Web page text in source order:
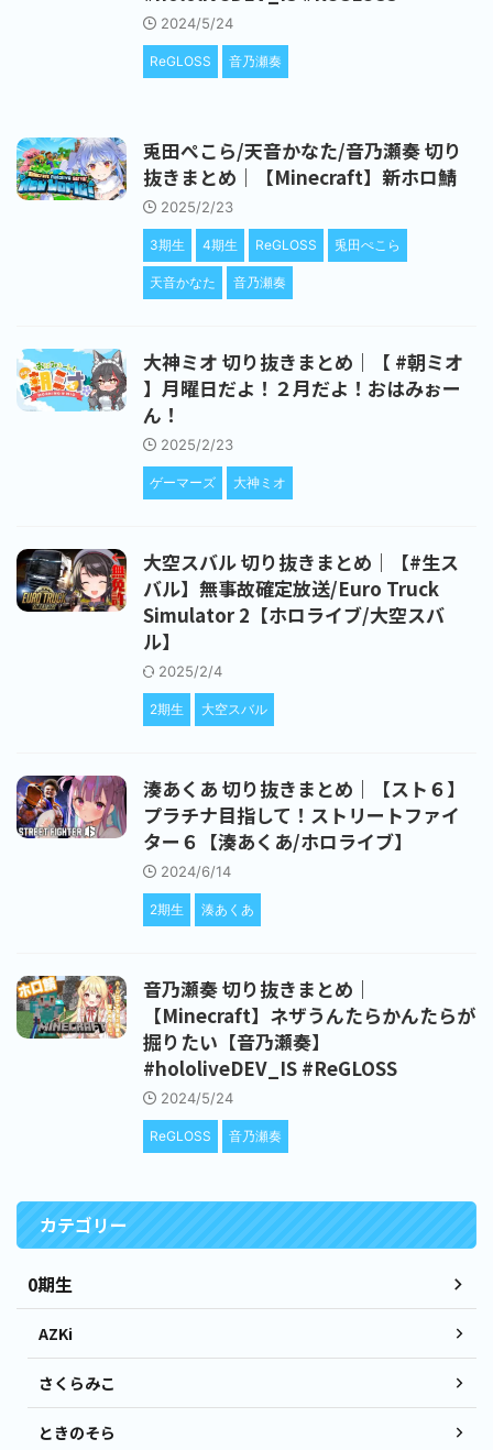
2024/5/24
ReGLOSS 音乃瀬奏
兎田ぺこら/天音かなた/音乃瀬奏 切り
抜きまとめ｜【Minecraft】新ホロ鯖
2025/2/23
3期生 4期生 ReGLOSS 兎田ぺこら
天音かなた 音乃瀬奏
大神ミオ 切り抜きまとめ｜【 #朝ミオ
】月曜日だよ！２月だよ！おはみぉー
ん！
2025/2/23
ゲーマーズ 大神ミオ
大空スバル 切り抜きまとめ｜【#生ス
バル】無事故確定放送/Euro Truck
Simulator 2【ホロライブ/大空スバ
ル】
2025/2/4
2期生 大空スバル
湊あくあ 切り抜きまとめ｜【スト６】
プラチナ目指して！ストリートファイ
ター６【湊あくあ/ホロライブ】
2024/6/14
2期生 湊あくあ
音乃瀬奏 切り抜きまとめ｜
【Minecraft】ネザうんたらかんたらが
掘りたい【音乃瀬奏】
#hololiveDEV_IS #ReGLOSS
2024/5/24
ReGLOSS 音乃瀬奏
カテゴリー
0期生
AZKi
さくらみこ
ときのそら